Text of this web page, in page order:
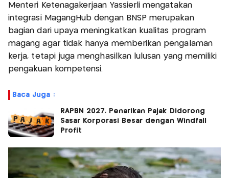
Menteri Ketenagakerjaan Yassierli mengatakan
integrasi MagangHub dengan BNSP merupakan
bagian dari upaya meningkatkan kualitas program
magang agar tidak hanya memberikan pengalaman
kerja, tetapi juga menghasilkan lulusan yang memiliki
pengakuan kompetensi.
Baca Juga :
RAPBN 2027, Penarikan Pajak Didorong
Sasar Korporasi Besar dengan Windfall
Profit